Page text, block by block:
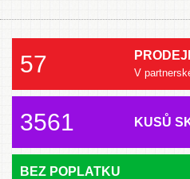
57 V
3561 KUSŮ
BEZ POPLATKU